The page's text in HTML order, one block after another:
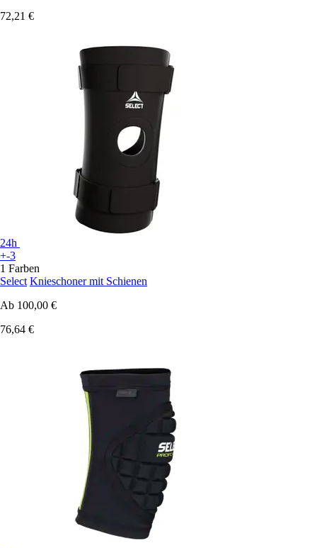
72,21 €
24h
+-3
1 Farben
Select Knieschoner mit Schienen
Ab 100,00 €
76,64 €